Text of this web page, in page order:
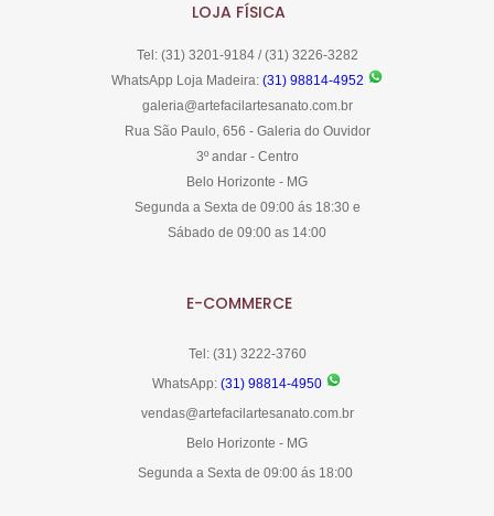
LOJA FÍSICA
Tel: (31) 3201-9184 / (31) 3226-3282
WhatsApp Loja Madeira: (31) 98814-4952
galeria@artefacilartesanato.com.br
Rua São Paulo, 656 - Galeria do Ouvidor
3º andar - Centro
Belo Horizonte - MG
Segunda a Sexta de 09:00 ás 18:30 e
Sábado de 09:00 as 14:00
E-COMMERCE
Tel: (31) 3222-3760
WhatsApp: (31) 98814-4950
vendas@artefacilartesanato.com.br
Belo Horizonte - MG
Segunda a Sexta de 09:00 ás 18:00